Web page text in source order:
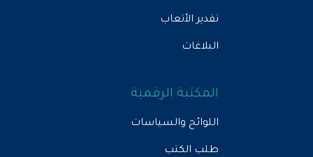
تقدير الأتعاب
البلاغات
المكتبة الرقمية
اللوائح والسياسات
طلب الكتب